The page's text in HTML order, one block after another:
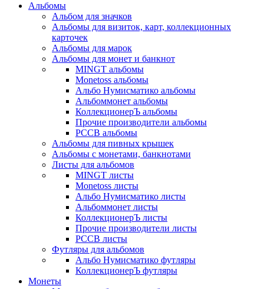
Альбомы
Альбом для значков
Альбомы для визиток, карт, коллекционных
карточек
Альбомы для марок
Альбомы для монет и банкнот
MINGT альбомы
Monetoss альбомы
Альбо Нумисматико альбомы
Альбоммонет альбомы
КоллекционерЪ альбомы
Прочие производители альбомы
РССВ альбомы
Альбомы для пивных крышек
Альбомы с монетами, банкнотами
Листы для альбомов
MINGT листы
Monetoss листы
Альбо Нумисматико листы
Альбоммонет листы
КоллекционерЪ листы
Прочие производители листы
РССВ листы
Футляры для альбомов
Альбо Нумисматико футляры
КоллекционерЪ футляры
Монеты